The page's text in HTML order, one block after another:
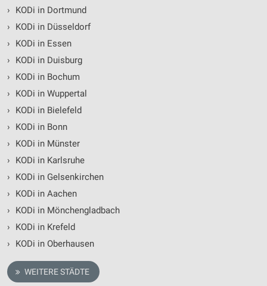
›
KODi in Dortmund
›
KODi in Düsseldorf
›
KODi in Essen
›
KODi in Duisburg
›
KODi in Bochum
›
KODi in Wuppertal
›
KODi in Bielefeld
›
KODi in Bonn
›
KODi in Münster
›
KODi in Karlsruhe
›
KODi in Gelsenkirchen
›
KODi in Aachen
›
KODi in Mönchengladbach
›
KODi in Krefeld
›
KODi in Oberhausen
WEITERE STÄDTE
Messung der Performance von Inhalten
Analyse von Zielgruppen durch Statistiken oder
Kombinationen von Daten aus verschiedenen
Entwicklung und Verbesserung der Angebote
Inhalten
IAB-Besonderheiten:
Geräte anhand von aktiv angeforderten
Informationen identifizieren
Nicht-IAB-Verarbeitungszwecke:
Performance